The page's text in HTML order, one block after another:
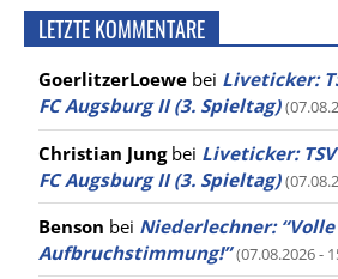
LETZTE KOMMENTARE
GoerlitzerLoewe bei Liveticker:
FC Augsburg II (3. Spieltag)
Christian Jungbei Liveticker:
FC Augsburg II (3. Spieltag)
Benson bei Niederlechner:
Aufbruchstimmung!” (07.08.2026 -